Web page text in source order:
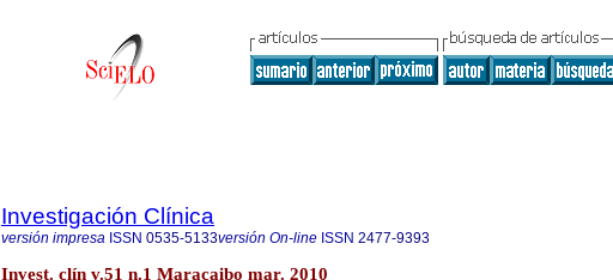
Investigación Clínica
versión impresa ISSN 0535-5133versión On-line ISSN 2477-9393
Invest. clín v.51 n.1 Maracaibo mar. 2010